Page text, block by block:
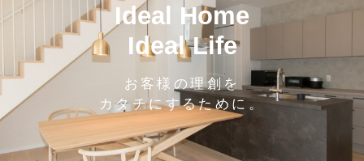
Ideal Home
Ideal Life
お客様の理創を
カタチにするために。